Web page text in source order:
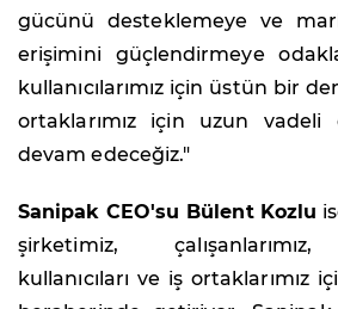
gücünü desteklemeye ve
erişimini güçlendirmeye
kullanıcılarımız için üstün bir
ortaklarımız için uzun vadeli
devam edeceğiz."
Sanipak CEO'su Bülent Kozlu
şirketimiz, çalışanlarımız,
kullanıcıları ve iş ortaklarımız